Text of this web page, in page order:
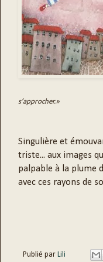
s’approcher.»
Singulière et
triste... aux images
palpable à la plume
avec ces rayons de
Publié par Lili